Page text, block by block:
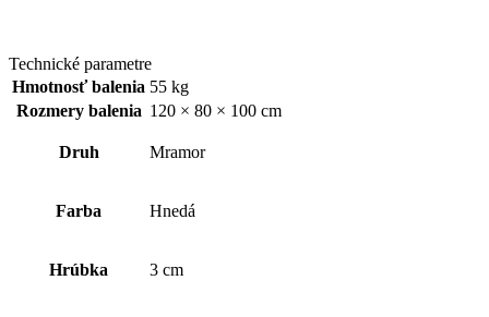
Technické parametre
Hmotnosť balenia 55 kg
Rozmery balenia 120 × 80 × 100 cm
Druh Mramor
Farba Hnedá
Hrúbka 3 cm